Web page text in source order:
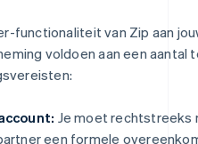
functionaliteit van Zip aan
voldoen aan een aantal
Je moet rechtstreeks
een formele